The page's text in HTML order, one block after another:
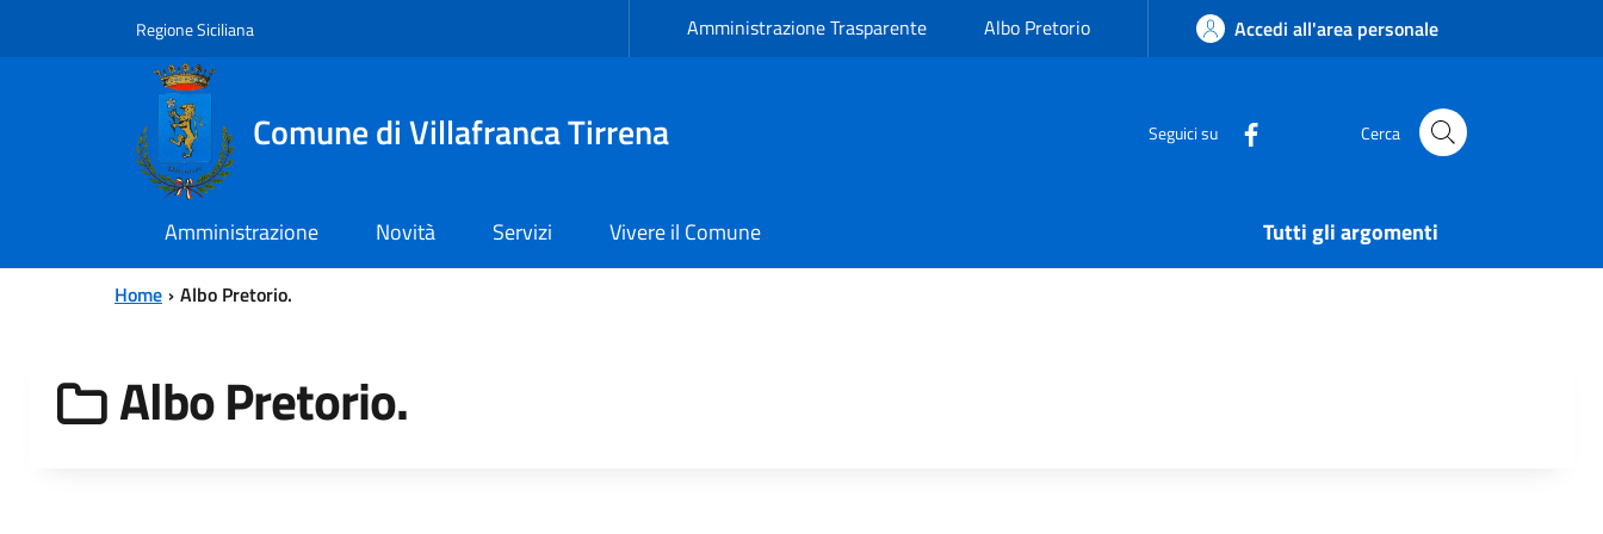
Regione Siciliana Amministrazione Trasparente Albo Pretorio Accedi all'area personale
Comune di Villafranca Tirrena Seguici su Cerca
Amministrazione Novità Servizi Vivere il Comune Tutti gli argomenti
Home Albo Pretorio.
Albo Pretorio.